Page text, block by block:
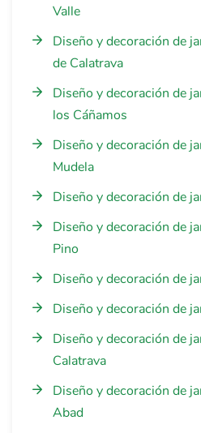
Valle
Diseño y decoración de
de Calatrava
Diseño y decoración de
los Cáñamos
Diseño y decoración de
Mudela
Diseño y decoración de
Diseño y decoración de
Pino
Diseño y decoración de
Diseño y decoración de
Diseño y decoración de
Calatrava
Diseño y decoración de
Abad